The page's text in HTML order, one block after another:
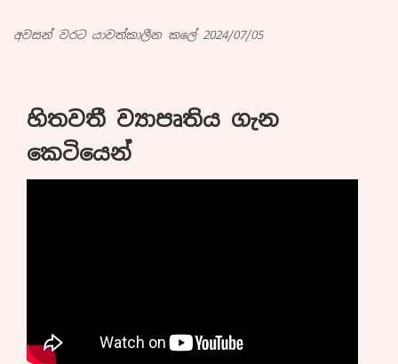
අවසන් වරට යාවත්කාලීන කලේ 2024/07/05
හිතවතී ව්‍යාපෘතිය ගැන
කෙටියෙන්